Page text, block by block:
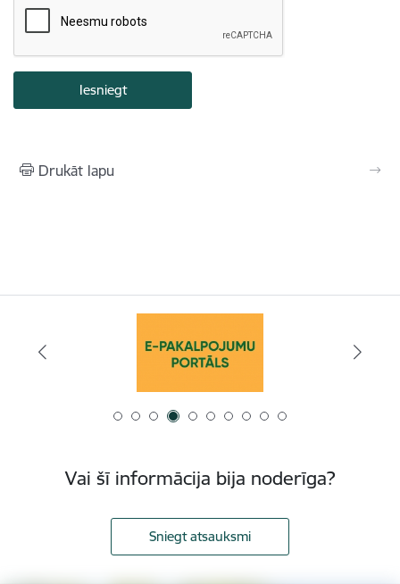
Drukāt lapu
Vai šī informācija bija noderīga?
Sniegt atsauksmi